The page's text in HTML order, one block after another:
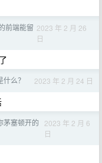
前端能留 2023 年 2 月 26
日
么？ 2023 年 2 月 24 日
茅塞顿开的
2023 年 2 月 6
日